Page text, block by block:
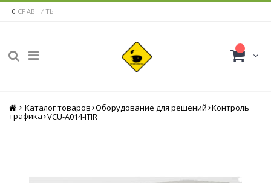
0 СРАВНИТЬ
Главная
Каталог товаров Оборудование для решений Контроль
трафика VCU-A014-ITIR